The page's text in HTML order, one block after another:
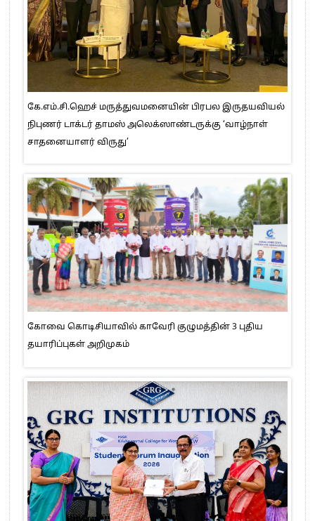
கே.எம்.சி.ஹெச் மருத்துவமனையின் பிரபல இருதயவியல்
நிபுணர் டாக்டர் தாமஸ் அலெக்ஸாண்டருக்கு ‘வாழ்நாள்
சாதனையாளர் விருது’
கோவை கொடிசியாவில் காவேரி குழுமத்தின் 3 புதிய
தயாரிப்புகள் அறிமுகம்